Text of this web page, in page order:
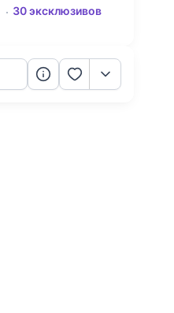
30 эксклюзивов